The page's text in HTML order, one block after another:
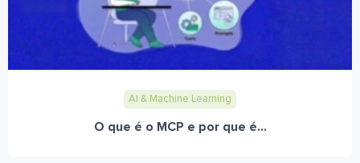
AI & Machine Learning
O que é o MCP e por que é...